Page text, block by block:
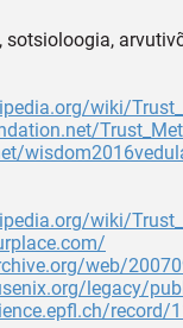
sotsioloogia,
wiki/
wiki/
web/
legacy/
record/